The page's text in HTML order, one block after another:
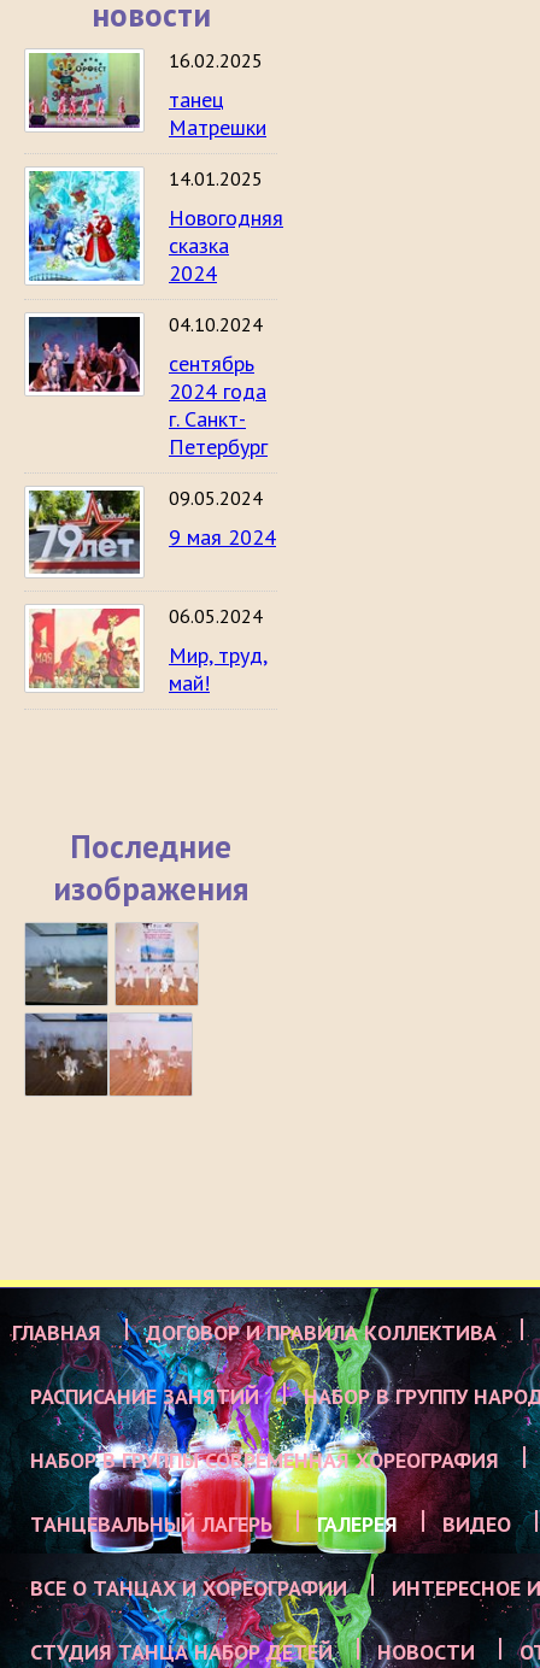
новости
16.02.2025
танец
Матрешки
14.01.2025
Новогодняя
сказка
2024
04.10.2024
сентябрь
2024 года
г. Санкт-
Петербург
09.05.2024
9 мая 2024
06.05.2024
Мир, труд,
май!
Последние
изображения
ГЛАВНАЯ ДОГОВОР И ПРАВИЛА КОЛЛЕКТИВА
РАСПИСАНИЕ ЗАНЯТИЙ НАБОР В ГРУППУ
НАБОР В ГРУППЫ СОВРЕМЕННАЯ ХОРЕОГРАФИЯ
ТАНЦЕВАЛЬНЫЙ ЛАГЕРЬ ГАЛЕРЕЯ ВИДЕО
ВСЕ О ТАНЦАХ И ХОРЕОГРАФИИ ИНТЕРЕСНОЕ
СТУДИЯ ТАНЦА НАБОР ДЕТЕЙ НОВОСТИ